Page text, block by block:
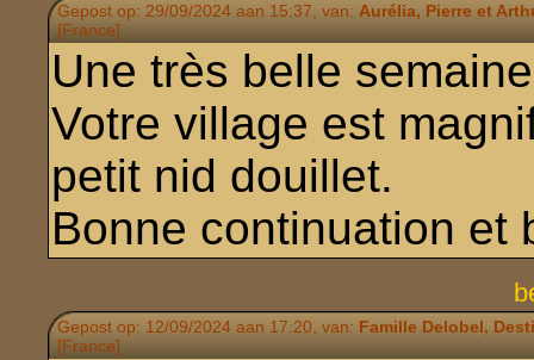
Gepost op: 29/09/2024 aan 15:37, van: Aurélia, Pierre et
[France]
Une très belle
Votre village est
petit nid douillet.
Bonne continuation et
Gepost op: 12/09/2024 aan 17:20, van: Famille Delobel,
[France]